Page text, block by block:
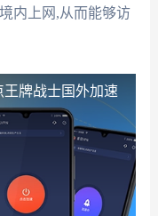
内上网,从而能够访
王牌战士国外加速